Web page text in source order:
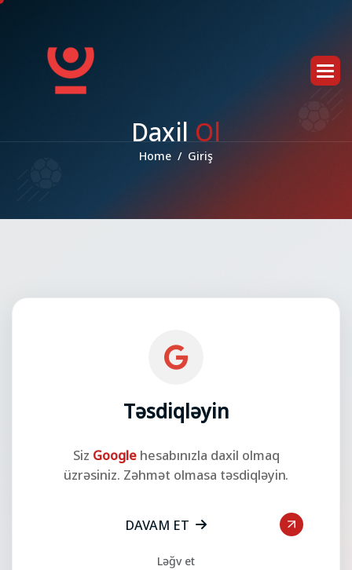
Daxil Ol
Home Giriş
Təsdiqləyin
Siz Googlehesabınızla daxil olmaq
üzrəsiniz. Zəhmət olmasa təsdiqləyin.
DAVAM ET
Ləğv et